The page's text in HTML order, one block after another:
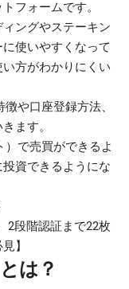
フォームです。
ングやステーキン
使いやすくなって
方がわかりにくい
や口座登録方法、
ます。
で売買ができるよ
資できるようにな
2段階認証まで22枚
】
は？